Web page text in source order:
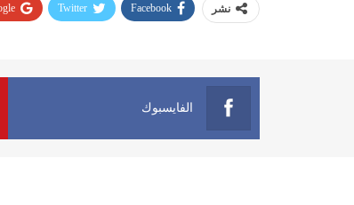
نشر Facebook
Twitter
الفايسبوك